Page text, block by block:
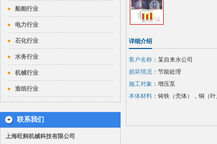
船舶行业
电力行业
石化行业
水务行业
机械行业
造纸行业
联系我们
上海旺舸机械科技有限公司
详细介绍
客户名称 ：某自来水公司
损坏情况 ：节能处理
施工对象 ：增压泵
本体材料 ：铸铁（壳体），铜（